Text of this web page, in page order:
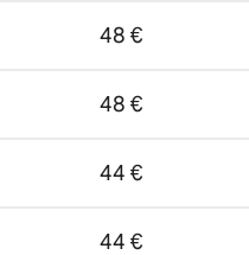
48 €
48 €
44 €
44 €